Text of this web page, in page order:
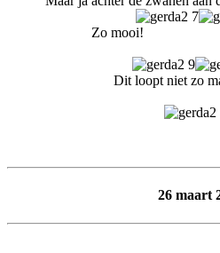
Zo
Wat een
Dit loopt niet
Wat zie ik
Samen
26 maart